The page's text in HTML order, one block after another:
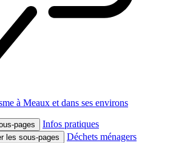
à Meaux et dans ses environs
pages Infos pratiques
les sous-pages
Déchets ménagers